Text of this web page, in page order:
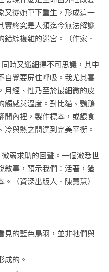
又從她筆下重生，形成這一
實終究是人類迄今無法解謎
綜複雜的迷宮。（作家．
時又纖細得不可思議，其中
自覺要屏住呼吸。我尤其喜
月經、性乃至於最細微的皮
觸感與溫度。對比貓、鸚鵡
開內裡，製作標本，或餵食
與熱之間達到完美平衡。
弱求助的回聲。一個澈悉世
敘事，預示我們：活著，猶
（資深出版人．陳蕙慧）
見的藍色鳥羽，並非牠們與
成的。